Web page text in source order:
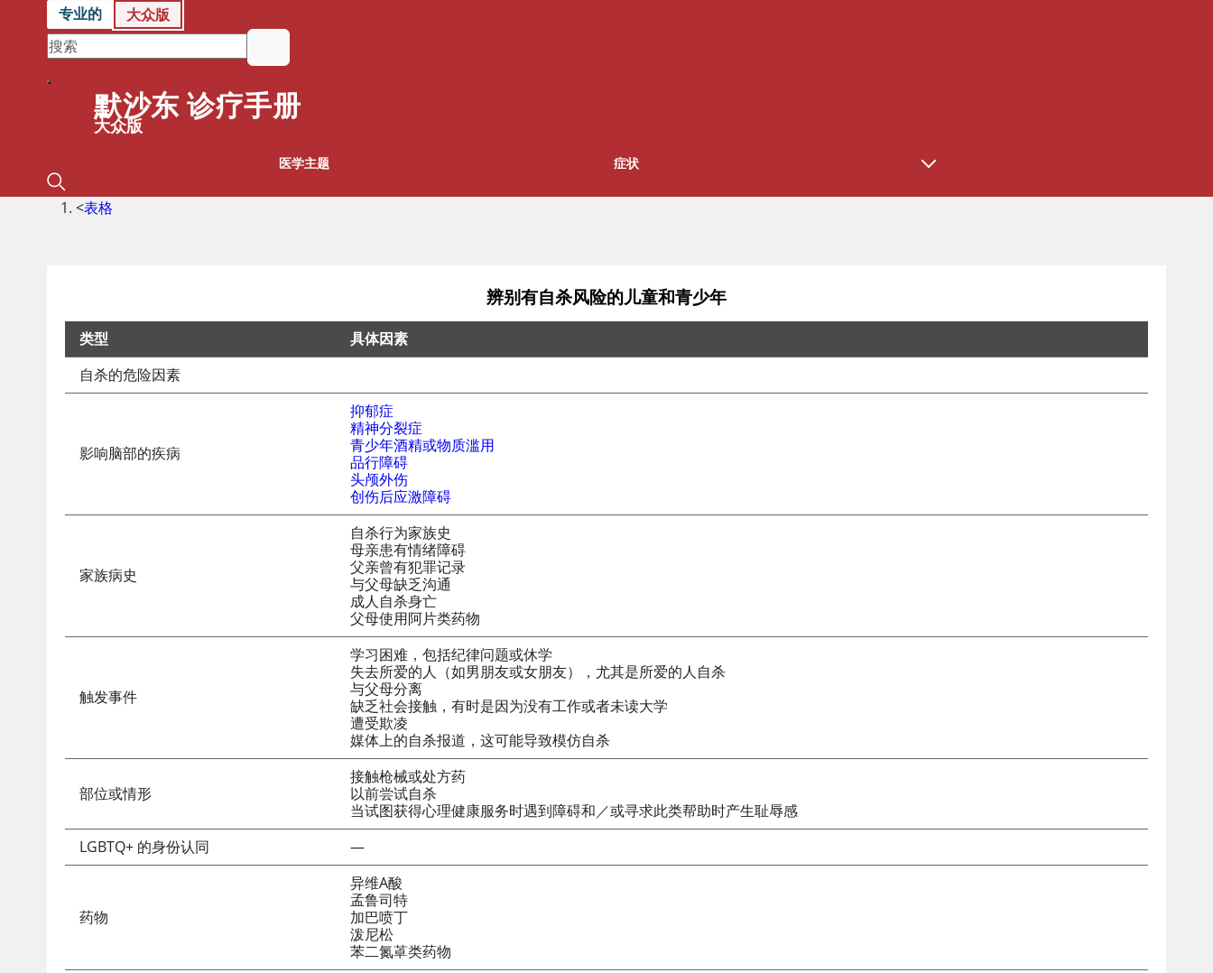
专业的 大众版
默沙东 诊疗手册
大众版
医学主题 症状
<表格
辨别有自杀风险的儿童和青少年
辨别有自杀风险的儿童和青少年
类型
具体因素
自杀的危险因素
影响脑部的疾病
抑郁症
精神分裂症
青少年酒精或物质滥用
品行障碍
头颅外伤
创伤后应激障碍
家族病史
自杀行为家族史
母亲患有情绪障碍
父亲曾有犯罪记录
与父母缺乏沟通
成人自杀身亡
父母使用阿片类药物
触发事件
学习困难，包括纪律问题或休学
失去所爱的人（如男朋友或女朋友），尤其是所爱的人自杀
与父母分离
缺乏社会接触，有时是因为没有工作或者未读大学
遭受欺凌
媒体上的自杀报道，这可能导致模仿自杀
部位或情形
接触枪械或处方药
以前尝试自杀
当试图获得心理健康服务时遇到障碍和／或寻求此类帮助时产生耻辱感
LGBTQ+ 的身份认同
—
药物
异维A酸
孟鲁司特
加巴喷丁
泼尼松
苯二氮䓬类药物